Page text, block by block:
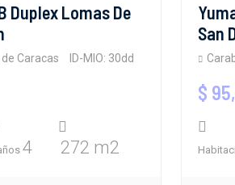
Duplex Lomas De
Caracas ID-MIO: 30dd
4 272 m2
San
$